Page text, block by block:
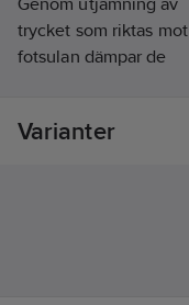
trycket som riktas mot
fotsulan dämpar de
underkroppen, och
Varianter